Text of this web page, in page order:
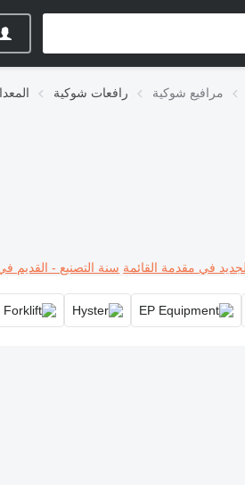
رافعات شوكية مرافيع شوكية
في مقدمة القائمة سنة التصنيع - القديم